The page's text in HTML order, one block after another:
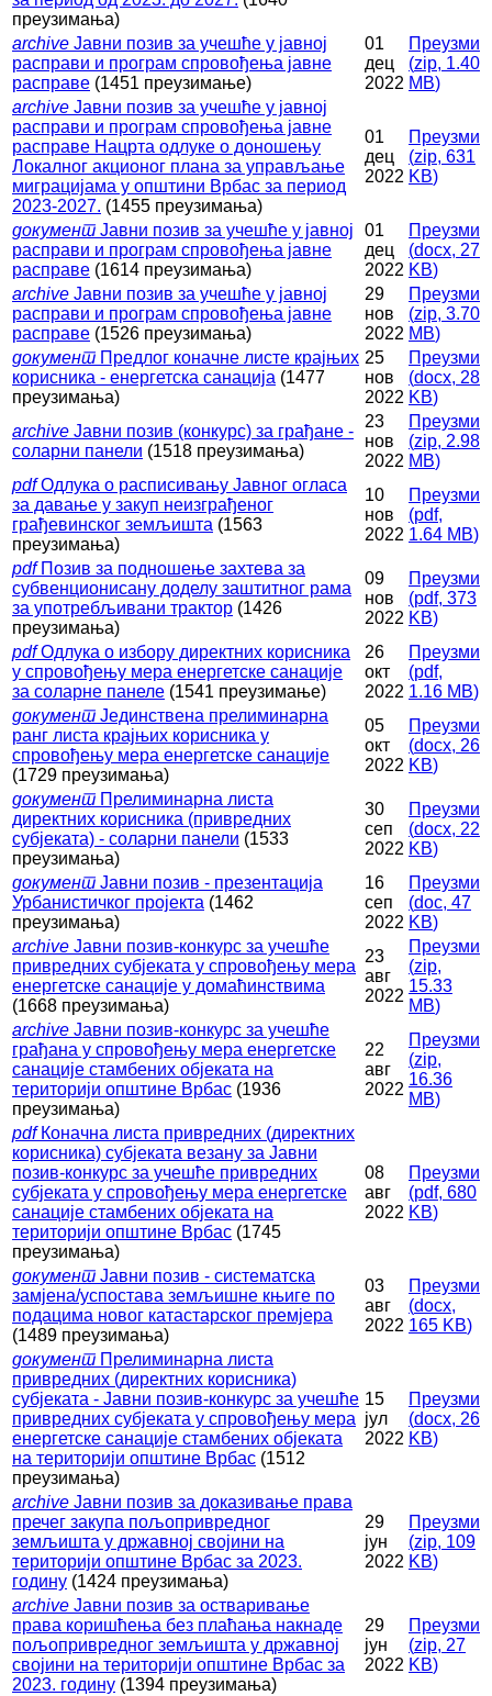
преузимања)
archive Јавни позив за учешће у јавној
расправи и програм спровођења јавне
расправе (1451 преузимање)
01
дец
2022
Преузми
(zip, 1.40
MB)
archive Јавни позив за учешће у јавној
расправи и програм спровођења јавне
расправе Нацрта одлуке о доношењу
Локалног акционог плана за управљање
миграцијама у општини Врбас за период
2023-2027. (1455 преузимања)
01
дец
2022
Преузми
(zip, 631
KB)
документ Јавни позив за учешће у јавној
расправи и програм спровођења јавне
расправе (1614 преузимања)
01
дец
2022
Преузми
(docx, 27
KB)
archive Јавни позив за учешће у јавној
расправи и програм спровођења јавне
расправе (1526 преузимања)
29
нов
2022
Преузми
(zip, 3.70
MB)
документ Предлог коначне листе крајњих
корисника - енергетска санација (1477
преузимања)
25
нов
2022
Преузми
(docx, 28
KB)
archive Јавни позив (конкурс) за грађане -
соларни панели (1518 преузимања)
23
нов
2022
Преузми
(zip, 2.98
MB)
pdf Одлука о расписивању Јавног огласа
за давање у закуп неизграђеног
грађевинског земљишта (1563
преузимања)
10
нов
2022
Преузми
(pdf,
1.64 MB)
pdf Позив за подношење захтева за
субвенционисану доделу заштитног рама
за употребљивани трактор (1426
преузимања)
09
нов
2022
Преузми
(pdf, 373
KB)
pdf Одлука о избору директних корисника
у спровођењу мера енергетске санације
за соларне панеле (1541 преузимање)
26
окт
2022
Преузми
(pdf,
1.16 MB)
документ Јединствена прелиминарна
ранг листа крајњих корисника у
спровођењу мера енергетске санације
(1729 преузимања)
05
окт
2022
Преузми
(docx, 26
KB)
документ Прелиминарна листа
директних корисника (привредних
субјеката) - соларни панели (1533
преузимања)
30
сеп
2022
Преузми
(docx, 22
KB)
документ Јавни позив - презентација
Урбанистичког пројекта (1462
преузимања)
16
сеп
2022
Преузми
(doc, 47
KB)
archive Јавни позив-конкурс за учешће
привредних субјеката у спровођењу мера
енергетске санације у домаћинствима
(1668 преузимања)
23
авг
2022
Преузми
(zip,
15.33
MB)
archive Јавни позив-конкурс за учешће
грађана у спровођењу мера енергетске
санације стамбених објеката на
територији општине Врбас (1936
преузимања)
22
авг
2022
Преузми
(zip,
16.36
MB)
pdf Коначна листа привредних (директних
корисника) субјеката везану за Јавни
позив-конкурс за учешће привредних
субјеката у спровођењу мера енергетске
санације стамбених објеката на
територији општине Врбас (1745
преузимања)
08
авг
2022
Преузми
(pdf, 680
KB)
документ Јавни позив - систематска
замјена/успостава земљишне књиге по
подацима новог катастарског премјера
(1489 преузимања)
03
авг
2022
Преузми
(docx,
165 KB)
документ Прелиминарна листа
привредних (директних корисника)
субјеката - Јавни позив-конкурс за учешће
привредних субјеката у спровођењу мера
енергетске санације стамбених објеката
на територији општине Врбас (1512
преузимања)
15
јул
2022
Преузми
(docx, 26
KB)
archive Јавни позив за доказивање права
пречег закупа пољопривредног
земљишта у државној својини на
територији општине Врбас за 2023.
годину (1424 преузимања)
29
јун
2022
Преузми
(zip, 109
KB)
archive Јавни позив за остваривање
права коришћења без плаћања накнаде
пољопривредног земљишта у државној
својини на територији општине Врбас за
2023. годину (1394 преузимања)
29
јун
2022
Преузми
(zip, 27
KB)